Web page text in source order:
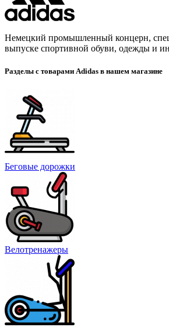
Немецкий промышленный концерн,
выпуске спортивной обуви, одежды и
Разделы с товарами Adidas в нашем магазине
Беговые дорожки
Велотренажеры